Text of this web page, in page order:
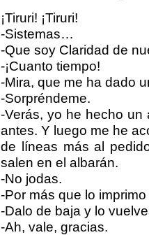
¡Tiruri! ¡Tiruri!
-Sistemas…
-Que soy Claridad de
-¡Cuanto tiempo!
-Mira, que me ha dado
-Sorpréndeme.
-Verás, yo he hecho un
antes. Y luego me he
de líneas más al
salen en el albarán.
-No jodas.
-Por más que lo
-Dalo de baja y lo
-Ah, vale, gracias.